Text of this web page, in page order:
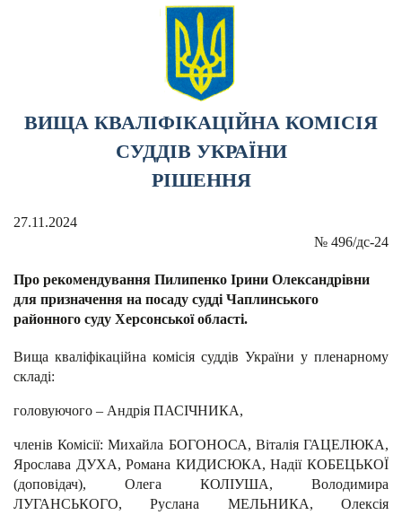
ВИЩА КВАЛІФІКАЦІЙНА КОМІСІЯ
СУДДІВ УКРАЇНИ
РІШЕННЯ
27.11.2024
№ 496/дс-24
Про рекомендування Пилипенко Ірини Олександрівни
для призначення на посаду судді Чаплинського
районного суду Херсонської області.
Вища кваліфікаційна комісія суддів України у пленарному
складі:
головуючого – Андрія ПАСІЧНИКА,
членів Комісії: Михайла БОГОНОСА, Віталія ГАЦЕЛЮКА,
Ярослава ДУХА, Романа КИДИСЮКА, Надії КОБЕЦЬКОЇ
(доповідач), Олега КОЛІУША, Володимира
ЛУГАНСЬКОГО, Руслана МЕЛЬНИКА, Олексія